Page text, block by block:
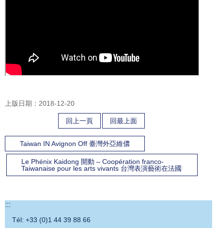
上版日期：2018-12-20
回上一頁 回最上面
Taiwan IN Avignon Off 臺灣外亞維儂
Le Phénix Kaidong 開動 – Coopération franco-
Taiwanaise pour les arts vivants 台灣表演藝術在法國
:::
Tél: +33 (0)1 44 39 88 66